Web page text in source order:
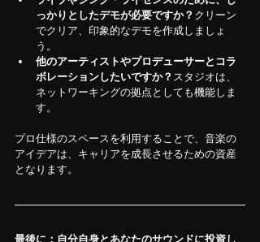
っかりとしたデモが必要ですか？ クリーン
でクリア、印象的なデモを作成しましょ
う。
他のアーティストやプロデューサーとコラ
ボレーションしたいですか？ スタジオは、
ネットワーキングの拠点としても機能しま
す。
プロ仕様のスペースを利用することで、音楽の
アイデアは、キャリアを成長させるための資産
となります。
最後に：自分自身とあなたのサウンドに投資し